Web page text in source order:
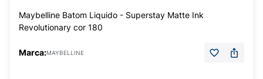
Maybelline Batom Liquido - Superstay Matte Ink
Revolutionary cor 180
Marca:MAYBELLINE